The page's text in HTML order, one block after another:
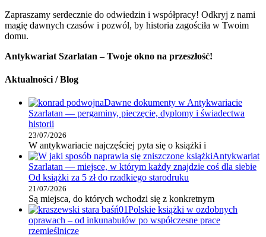
Zapraszamy serdecznie do odwiedzin i współpracy! Odkryj z nami
magię dawnych czasów i pozwól, by historia zagościła w Twoim
domu.
Antykwariat Szarlatan – Twoje okno na przeszłość!
Aktualności / Blog
Dawne dokumenty w Antykwariacie
Szarlatan — pergaminy, pieczęcie, dyplomy i świadectwa
historii
23/07/2026
W antykwariacie najczęściej pyta się o książki i
Antykwariat
Szarlatan — miejsce, w którym każdy znajdzie coś dla siebie
Od książki za 5 zł do rzadkiego starodruku
21/07/2026
Są miejsca, do których wchodzi się z konkretnym
Polskie książki w ozdobnych
oprawach – od inkunabułów po współczesne prace
rzemieślnicze